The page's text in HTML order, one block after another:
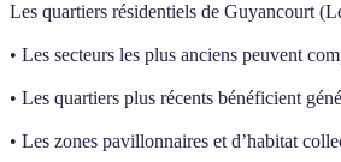
Les quartiers résidentiels de Guyancourt
• Les secteurs les plus anciens peuvent
• Les quartiers plus récents bénéficient
• Les zones pavillonnaires et d’habitat